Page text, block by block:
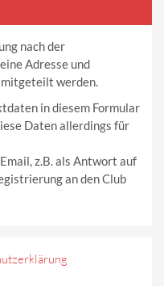
nach der
Adresse und
mitgeteilt werden.
in diesem Formular
Daten allerdings für
z.B. als Antwort auf
an den Club